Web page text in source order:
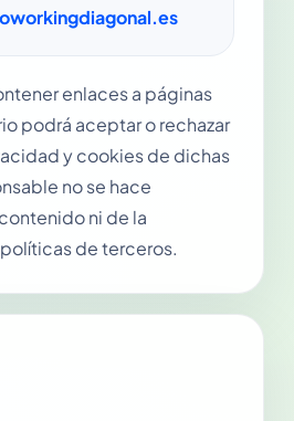
enlaces a páginas
podrá aceptar o rechazar
y cookies de dichas
no se hace
ni de la
de terceros.